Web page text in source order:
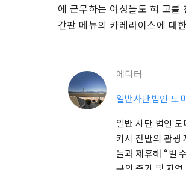
에 근무하는 여성들도 혀 고를
간판 메뉴의 카레라이스에 대
에디터
일반사단법인 도
일반 사단 법인
카시 전반의 관광
들과 제휴해 “벌
구의 증가 및 지